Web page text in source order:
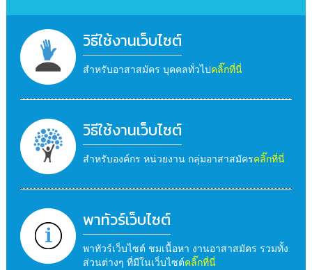
วิธีใช้งานเว็บไซต์
สำหรับอาสาสมัคร บุคคลทั่วไปคลิ๊กที่นี่
วิธีใช้งานเว็บไซต์
สำหรับองค์กร หน่วยงาน กลุ่มอาสาสมัครคลิ๊กที่นี่
พาทัวร์เว็บไซต์
พาทัวร์เว็บไซต์ ชมเนื้อหา งานอาสาสมัคร รวมทั้ง
ส่วนต่างๆ ที่มีในเว็บไซต์คลิ๊กที่นี่